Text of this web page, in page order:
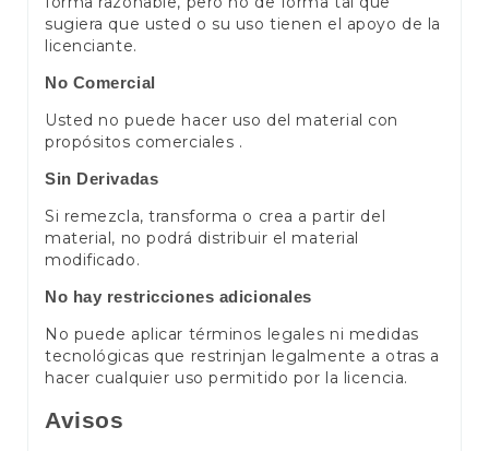
sugiera que usted o su uso tienen el apoyo de la
licenciante.
No Comercial
Usted no puede hacer uso del material con
propósitos comerciales .
Sin Derivadas
Si remezcla, transforma o crea a partir del
material, no podrá distribuir el material
modificado.
No hay restricciones adicionales
No puede aplicar términos legales ni medidas
tecnológicas que restrinjan legalmente a otras a
hacer cualquier uso permitido por la licencia.
Avisos